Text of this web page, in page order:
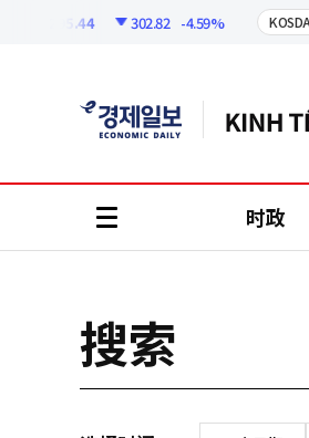
6295.44 302.82 -4.59% KOSDAQ
时政
搜索